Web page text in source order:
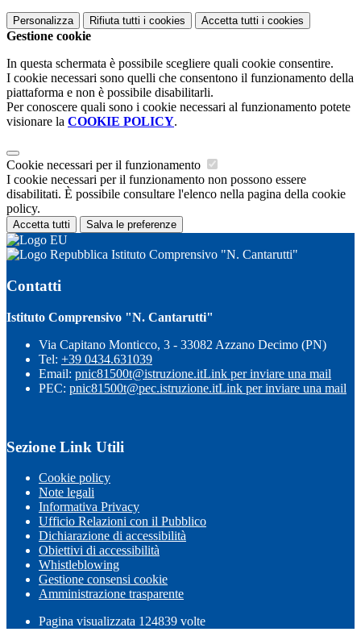
Personalizza Rifiuta tutti i cookies Accetta tutti i cookies
Gestione cookie
In questa schermata è possibile scegliere quali cookie consentire.
I cookie necessari sono quelli che consentono il funzionamento della
piattaforma e non è possibile disabilitarli.
Per conoscere quali sono i cookie necessari al funzionamento potete
visionare la COOKIE POLICY.
Cookie necessari per il funzionamento
I cookie necessari per il funzionamento non possono essere
disabilitati. È possibile consultare l'elenco nella pagina della cookie
policy.
Accetta tutti Salva le preferenze
Istituto Comprensivo "N. Cantarutti"
Contatti
Istituto Comprensivo "N. Cantarutti"
Via Capitano Monticco, 3 - 33082 Azzano Decimo (PN)
Tel: +39 0434.631039
Email: pnic81500t@istruzione.itLink per inviare una mail
PEC: pnic81500t@pec.istruzione.itLink per inviare una mail
Sezione Link Utili
Cookie policy
Note legali
Informativa Privacy
Ufficio Relazioni con il Pubblico
Dichiarazione di accessibilità
Obiettivi di accessibilità
Whistleblowing
Gestione consensi cookie
Amministrazione trasparente
Pagina visualizzata 124839 volte